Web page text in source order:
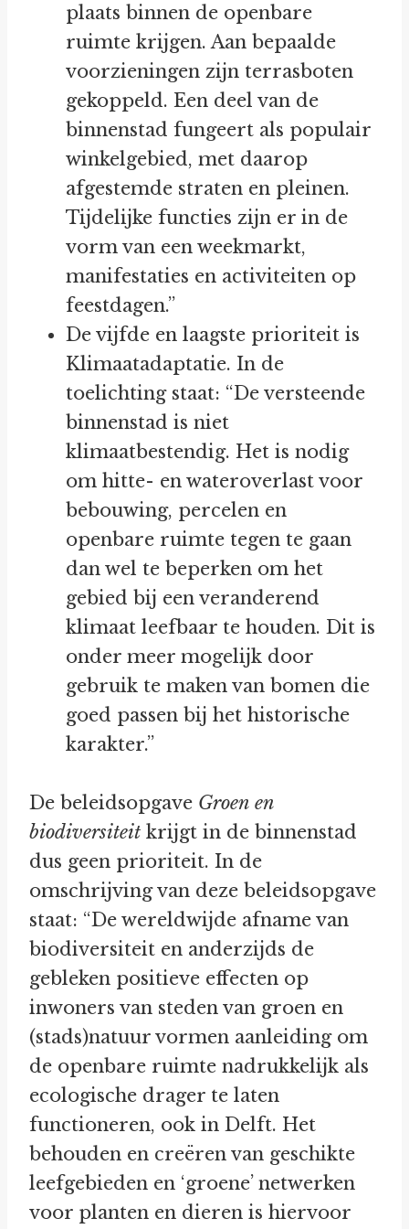
plaats binnen de openbare
ruimte krijgen. Aan bepaalde
voorzieningen zijn terrasboten
gekoppeld. Een deel van de
binnenstad fungeert als populair
winkelgebied, met daarop
afgestemde straten en pleinen.
Tijdelijke functies zijn er in de
vorm van een weekmarkt,
manifestaties en activiteiten op
feestdagen.”
De vijfde en laagste prioriteit is
Klimaatadaptatie. In de
toelichting staat: “De versteende
binnenstad is niet
klimaatbestendig. Het is nodig
om hitte- en wateroverlast voor
bebouwing, percelen en
openbare ruimte tegen te gaan
dan wel te beperken om het
gebied bij een veranderend
klimaat leefbaar te houden. Dit is
onder meer mogelijk door
gebruik te maken van bomen die
goed passen bij het historische
karakter.”
De beleidsopgave Groen en
biodiversiteit krijgt in de binnenstad
dus geen prioriteit. In de
omschrijving van deze beleidsopgave
staat: “De wereldwijde afname van
biodiversiteit en anderzijds de
gebleken positieve effecten op
inwoners van steden van groen en
(stads)natuur vormen aanleiding om
de openbare ruimte nadrukkelijk als
ecologische drager te laten
functioneren, ook in Delft. Het
behouden en creëren van geschikte
leefgebieden en ‘groene’ netwerken
voor planten en dieren is hiervoor